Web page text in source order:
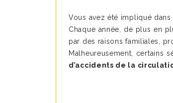
Vous avez été impliqué dans
Chaque année, de plus en
par des raisons familiales,
Malheureusement, certains
d’accidents de la